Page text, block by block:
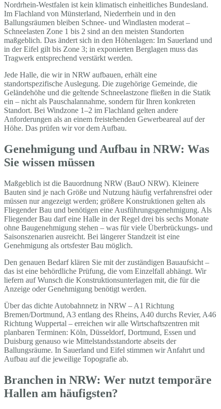
Nordrhein-Westfalen ist kein klimatisch einheitliches Bundesland.
Im Flachland von Münsterland, Niederrhein und in den
Ballungsräumen bleiben Schnee- und Windlasten moderat –
Schneelasten Zone 1 bis 2 sind an den meisten Standorten
maßgeblich. Das ändert sich in den Höhenlagen: Im Sauerland und
in der Eifel gilt bis Zone 3; in exponierten Berglagen muss das
Tragwerk entsprechend verstärkt werden.
Jede Halle, die wir in NRW aufbauen, erhält eine
standortspezifische Auslegung. Die zugehörige Gemeinde, die
Geländehöhe und die geltende Schneelastzone fließen in die Statik
ein – nicht als Pauschalannahme, sondern für Ihren konkreten
Standort. Bei Windzone 1–2 im Flachland gelten andere
Anforderungen als an einem freistehenden Gewerbeareal auf der
Höhe. Das prüfen wir vor dem Aufbau.
Genehmigung und Aufbau in NRW: Was
Sie wissen müssen
Maßgeblich ist die Bauordnung NRW (BauO NRW). Kleinere
Bauten sind je nach Größe und Nutzung häufig verfahrensfrei oder
müssen nur angezeigt werden; größere Konstruktionen gelten als
Fliegender Bau und benötigen eine Ausführungsgenehmigung. Als
Fliegender Bau darf eine Halle in der Regel drei bis sechs Monate
ohne Baugenehmigung stehen – was für viele Überbrückungs- und
Saisonszenarien ausreicht. Bei längerer Standzeit ist eine
Genehmigung als ortsfester Bau möglich.
Den genauen Bedarf klären Sie mit der zuständigen Bauaufsicht –
das ist eine behördliche Prüfung, die vom Einzelfall abhängt. Wir
liefern auf Wunsch die Konstruktionsunterlagen mit, die für die
Anzeige oder Genehmigung benötigt werden.
Über das dichte Autobahnnetz in NRW – A1 Richtung
Bremen/Dortmund, A3 entlang des Rheins, A40 durchs Revier, A46
Richtung Wuppertal – erreichen wir alle Wirtschaftszentren mit
planbaren Terminen: Köln, Düsseldorf, Dortmund, Essen und
Duisburg genauso wie Mittelstandsstandorte abseits der
Ballungsräume. In Sauerland und Eifel stimmen wir Anfahrt und
Aufbau auf die jeweilige Topografie ab.
Branchen in NRW: Wer nutzt temporäre
Hallen am häufigsten?